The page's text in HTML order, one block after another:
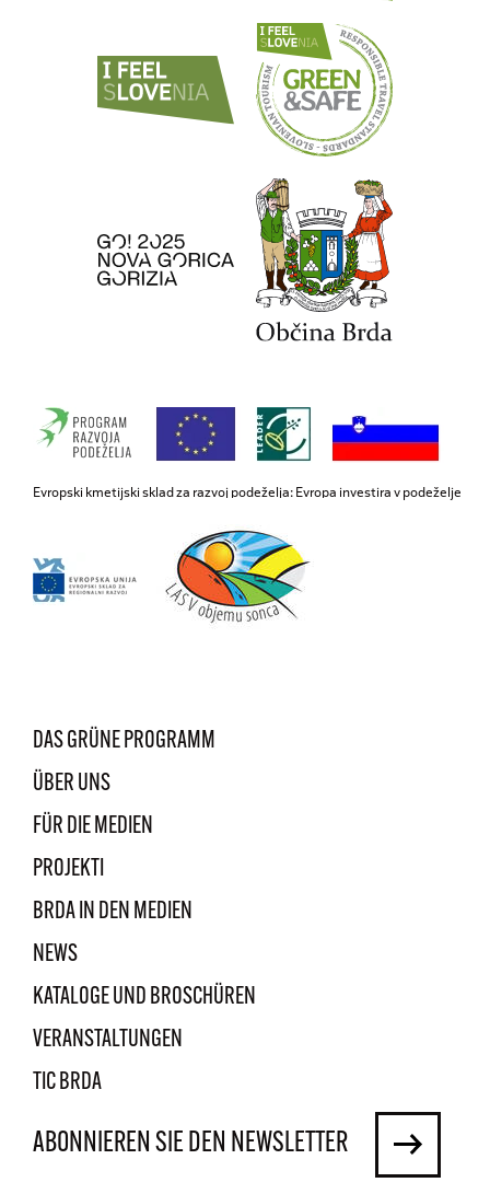
Evropski kmetijski sklad za razvoj podeželja: Evropa investira v podeželje
DAS GRÜNE PROGRAMM
ÜBER UNS
FÜR DIE MEDIEN
PROJEKTI
BRDA IN DEN MEDIEN
NEWS
KATALOGE UND BROSCHÜREN
VERANSTALTUNGEN
TIC BRDA
ABONNIEREN SIE DEN NEWSLETTER